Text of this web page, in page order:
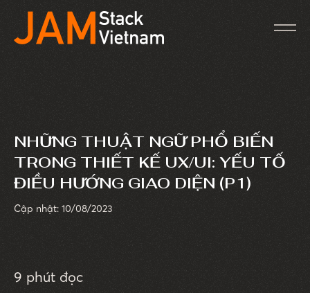
NHỮNG THUẬT NGỮ PHỔ BIẾN
TRONG THIẾT KẾ UX/UI: YẾU TỐ
ĐIỀU HƯỚNG GIAO DIỆN (P1)
Cập nhật: 10/08/2023
9 phút đọc